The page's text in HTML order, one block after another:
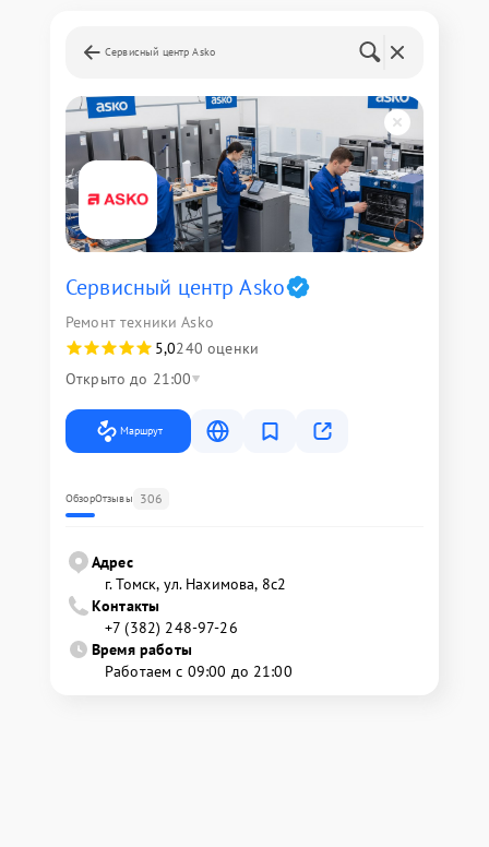
Сервисный центр Asko
Сервисный центр Asko
Ремонт техники Asko
5,0240 оценки
Открыто до 21:00
Маршрут
ОбзорОтзывы 306
Адрес
г. Томск, ул. Нахимова, 8с2
Контакты
+7 (382) 248-97-26
Время работы
Работаем с 09:00 до 21:00